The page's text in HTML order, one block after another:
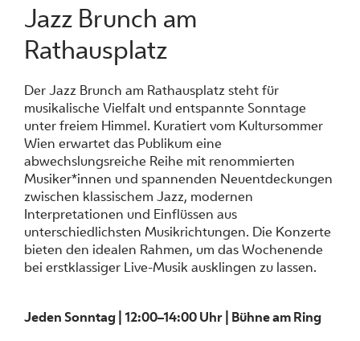
Jazz Brunch am
Rathausplatz
Der Jazz Brunch am Rathausplatz steht für
musikalische Vielfalt und entspannte Sonntage
unter freiem Himmel. Kuratiert vom Kultursommer
Wien erwartet das Publikum eine
abwechslungsreiche Reihe mit renommierten
Musiker*innen und spannenden Neuentdeckungen
zwischen klassischem Jazz, modernen
Interpretationen und Einflüssen aus
unterschiedlichsten Musikrichtungen. Die Konzerte
bieten den idealen Rahmen, um das Wochenende
bei erstklassiger Live-Musik ausklingen zu lassen.
Jeden Sonntag | 12:00–14:00 Uhr | Bühne am Ring